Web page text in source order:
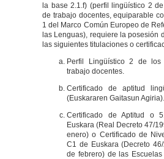
la base 2.1.f) (perfil lingüístico 2
de trabajo docentes, equiparable
1 del Marco Común Europeo de
las Lenguas), requiere la posesión
las siguientes titulaciones o
Perfil Lingüístico 2 de los
trabajo docentes.
Certificado de aptitud
(Euskararen Gaitasun Agiria).
Certificado de Aptitud o
Euskara (Real Decreto 47/
enero) o Certificado de
C1 de Euskara (Decreto
de febrero) de las